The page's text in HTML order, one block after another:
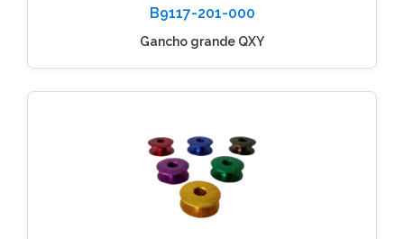
B9117-201-000
Gancho grande QXY